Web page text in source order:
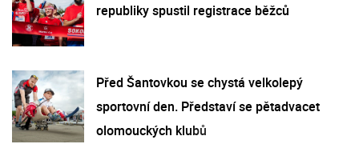
republiky spustil registrace běžců
Před Šantovkou se chystá velkolepý
sportovní den. Představí se pětadvacet
olomouckých klubů